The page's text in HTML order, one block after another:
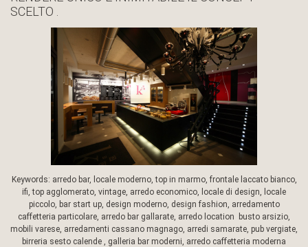
SCELTO .
Keywords: arredo bar, locale moderno, top in marmo, frontale laccato bianco,
ifi, top agglomerato, vintage, arredo economico, locale di design, locale
piccolo, bar start up, design moderno, design fashion, arredamento
caffetteria particolare, arredo bar gallarate, arredo location busto arsizio,
mobili varese, arredamenti cassano magnago, arredi samarate, pub vergiate,
birreria sesto calende , galleria bar moderni, arredo caffetteria moderna